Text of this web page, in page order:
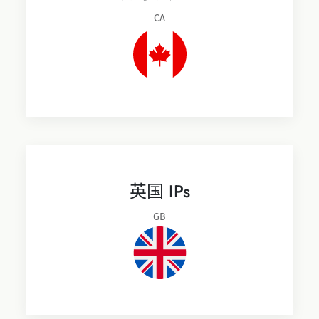
CA
英国 IPs
GB